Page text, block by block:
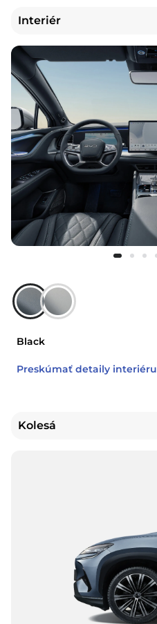
Interiér
Black
Preskúmať detaily interiéru
Kolesá